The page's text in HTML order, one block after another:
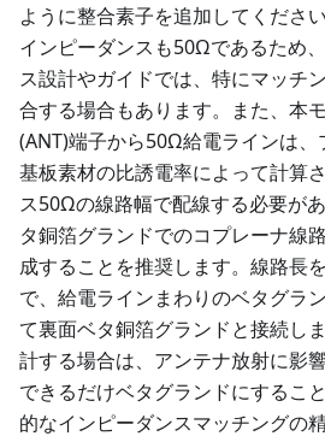
ように整合素子を追加してくださ
インピーダンスも50Ωであるため
ス設計やガイドでは、特にマッチ
合する場合もあります。また、本
(ANT)端子から50Ω給電ラインは、
基板素材の比誘電率によって計算
ス50Ωの線路幅で配線する必要が
タ銅箔グランドでのコプレーナ線
成することを推奨します。線路長
で、給電ラインまわりのベタグラ
て裏面ベタ銅箔グランドと接続し
計する場合は、アンテナ放射に影
できるだけベタグランドにするこ
的なインピーダンスマッチングの